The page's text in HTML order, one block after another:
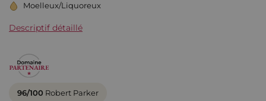
Moelleux/Liquoreux
Descriptif détaillé
96/100 Robert Parker